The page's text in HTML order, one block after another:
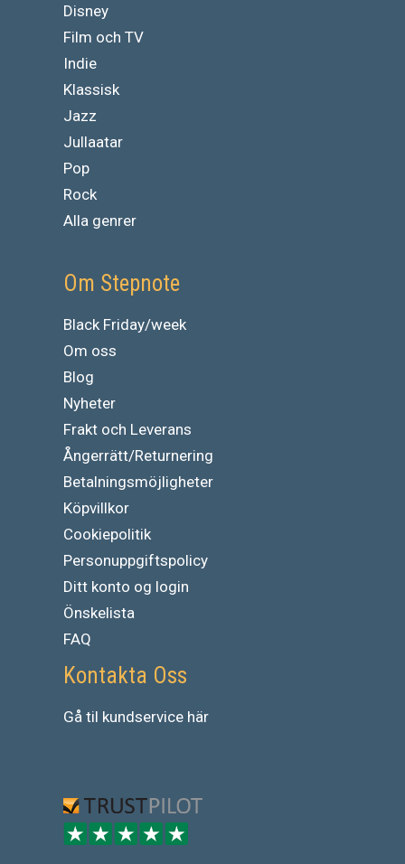
Disney
Film och TV
Indie
Klassisk
Jazz
Jullaatar
Pop
Rock
Alla genrer
Om Stepnote
Black Friday/week
Om oss
Blog
Nyheter
Frakt och Leverans
Ångerrätt/Returnering
Betalningsmöjligheter
Köpvillkor
Cookiepolitik
Personuppgiftspolicy
Ditt konto og login
Önskelista
FAQ
Kontakta Oss
Gå til kundservice här